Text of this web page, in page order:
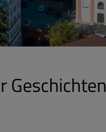
Geschichten